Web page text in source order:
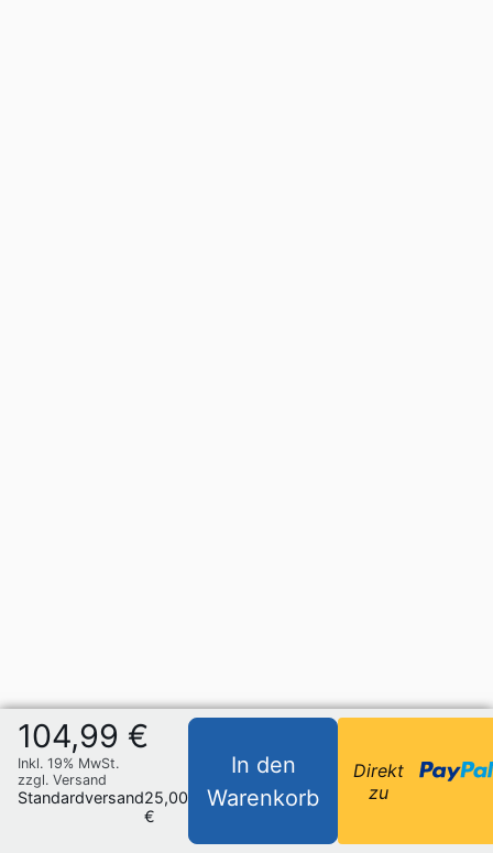
104,99 €
Inkl. 19% MwSt.
zzgl. Versand
Standardversand25,00
€
In den
Warenkorb
Direkt
zu